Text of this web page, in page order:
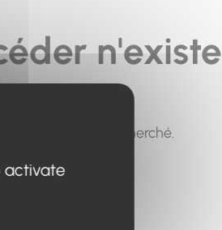
n'existe
le contenu recherché.
activate